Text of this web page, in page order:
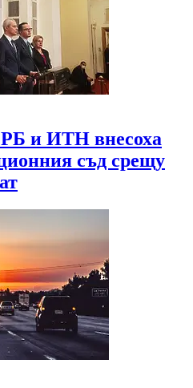
и ИТН внесоха
съд срещу